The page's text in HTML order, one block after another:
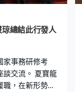
總結此行發人
家事務研修考
談交流。 夏寶龍
，在新形勢下